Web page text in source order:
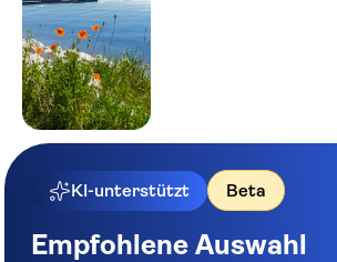
KI-unterstützt Beta
Empfohlene Auswahl